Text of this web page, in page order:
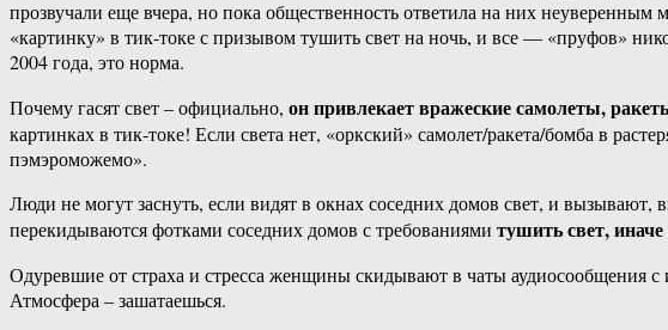
прозвучали еще вчера, но пока общественность ответила на них
«картинку» в тик-токе с призывом тушить свет на ночь, и все — «пруфов»
2004 года, это норма.
Почему гасят свет – официально, он привлекает вражеские самолеты,
картинках в тик-токе! Если света нет, «оркский» самолет/ракета/бомба в
пэмэроможемо».
Люди не могут заснуть, если видят в окнах соседних домов свет, и
перекидываются фотками соседних домов с требованиями тушить свет,
Одуревшие от страха и стресса женщины скидывают в чаты аудиосообщения
Атмосфера – зашатаешься.